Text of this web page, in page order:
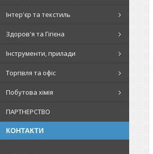
Інтер'єр та текстиль
Здоров'я та Гігієна
Інструменти, прилади
Торгівля та офіс
Побутова хімія
ПАРТНЕРСТВО
КОНТАКТИ